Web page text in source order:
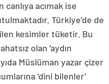
acımak ise
Türkiye’de de
kesimler tüketir. Bu
olan ‘aydın
Müslüman yazar çizer
‘dini bilenler’